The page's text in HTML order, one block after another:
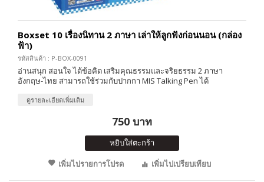
Boxset 10 เรื่องนิทาน 2 ภาษา เล่าให้ลูกฟังก่อนนอน (กล่อง
ฟ้า)
รหัสสินค้า : P-BOX-0091
อ่านสนุก สอนใจ ได้ข้อคิด เสริมคุณธรรมและจริยธรรม 2 ภาษา
อังกฤษ-ไทย สามารถใช้ร่วมกับปากกา MIS Talking Pen ได้
ดูรายละเอียดเพิ่มเติม
750 บาท
หยิบใส่ตะกร้า
เพิ่มไปรายการโปรด
เพิ่มไปเปรียบเทียบ